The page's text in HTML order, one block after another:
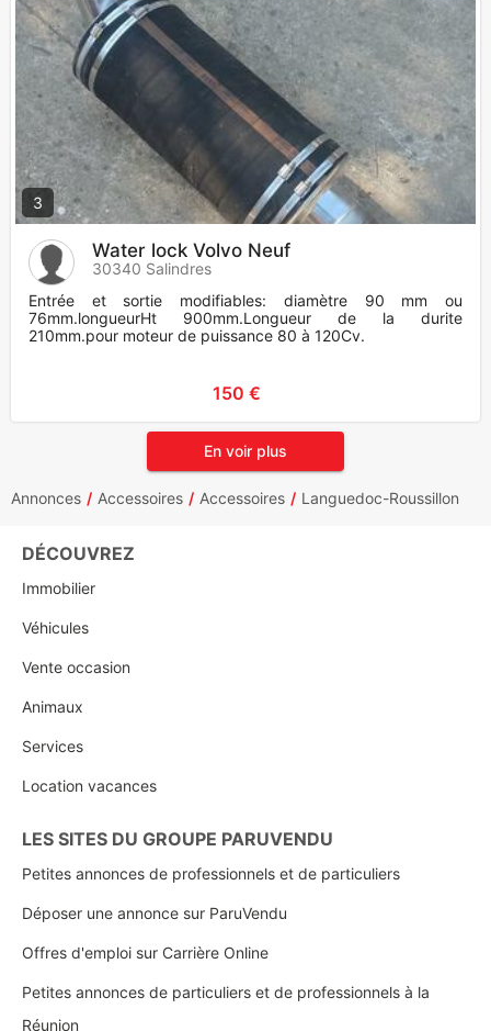
3
Water lock Volvo Neuf
30340 Salindres
Entrée et sortie modifiables: diamètre 90 mm ou
76mm.longueurHt 900mm.Longueur de la durite
210mm.pour moteur de puissance 80 à 120Cv.
150 €
En voir plus
Annonces Accessoires Accessoires Languedoc-Roussillon
DÉCOUVREZ
Immobilier
Véhicules
Vente occasion
Animaux
Services
Location vacances
LES SITES DU GROUPE PARUVENDU
Petites annonces de professionnels et de particuliers
Déposer une annonce sur ParuVendu
Offres d'emploi sur Carrière Online
Petites annonces de particuliers et de professionnels à la
Réunion